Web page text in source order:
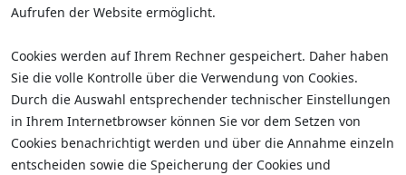
Aufrufen der Website ermöglicht.
Cookies werden auf Ihrem Rechner gespeichert. Daher haben
Sie die volle Kontrolle über die Verwendung von Cookies.
Durch die Auswahl entsprechender technischer Einstellungen
in Ihrem Internetbrowser können Sie vor dem Setzen von
Cookies benachrichtigt werden und über die Annahme einzeln
entscheiden sowie die Speicherung der Cookies und